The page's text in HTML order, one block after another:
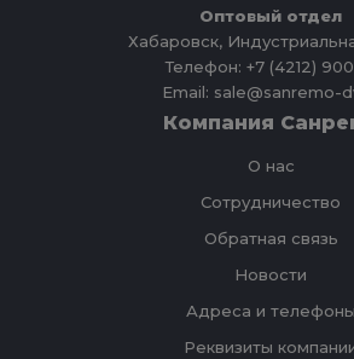
Оптовый отдел
Хабаровск,
Телефон: +7 (4212) 900-
Email: sale@sanremo-
Компания
О нас
Сотрудничество
Обратная связь
Новости
Адреса и телефоны
Реквизиты